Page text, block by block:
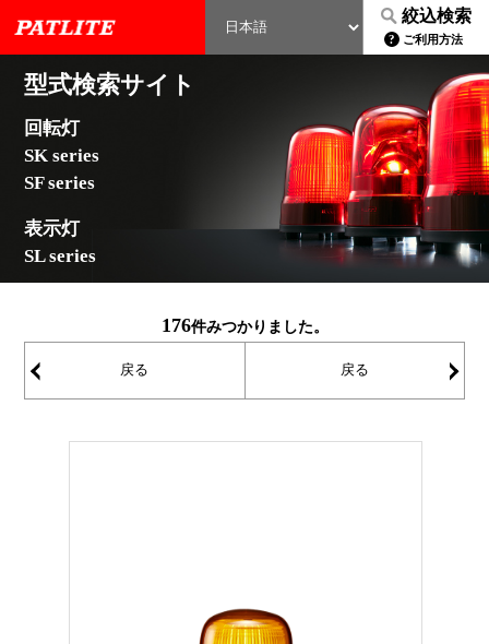
絞込検索
ご利用方法
型式検索サイト
回転灯
SK series
SF series
表示灯
SL series
176件みつかりました。
戻る 戻る